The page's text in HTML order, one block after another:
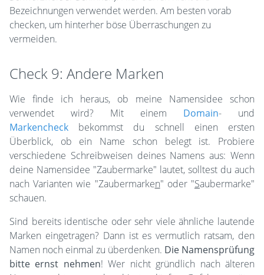
Bezeichnungen verwendet werden. Am besten vorab
checken, um hinterher böse Überraschungen zu
vermeiden.
Check 9: Andere Marken
Wie finde ich heraus, ob meine Namensidee schon
verwendet wird? Mit einem Domain- und
Markencheck bekommst du schnell einen ersten
Überblick, ob ein Name schon belegt ist. Probiere
verschiedene Schreibweisen deines Namens aus: Wenn
deine Namensidee "Zaubermarke" lautet, solltest du auch
nach Varianten wie "Zaubermarken" oder "Saubermarke"
schauen.
Sind bereits identische oder sehr viele ähnliche lautende
Marken eingetragen? Dann ist es vermutlich ratsam, den
Namen noch einmal zu überdenken. Die Namensprüfung
bitte ernst nehmen! Wer nicht gründlich nach älteren